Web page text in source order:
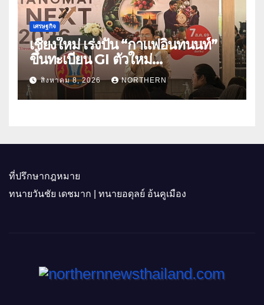
เศรษฐกิจ
เชียงใหม่ เร่งปั้น “กาแฟอินทนนท์”
ขึ้นทะเบียน GI ตัวใหม่
“CHIANGMAI GI NEXT 2026”
ติดอาวุธผู้ประกอบการ 100 ราย ดัน
สินค้าอัตลักษณ์สู่ตลาดพรีเมียม
สิงหาคม 8, 2026 NORTHERN
ที่ปรึกษากฎหมาย
ทนายวันชัย เดชมาก | ทนายอดุลย์ อ้นคูเมือง